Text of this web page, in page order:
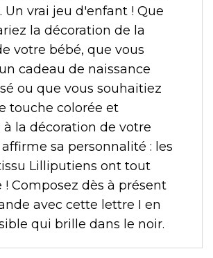
Un vrai jeu d'enfant ! Que
la décoration de la
votre bébé, que vous
cadeau de naissance
ou que vous souhaitiez
touche colorée et
la décoration de votre
sa personnalité : les
Lilliputiens ont tout
! Composez dès à présent
avec cette lettre I en
qui brille dans le noir.